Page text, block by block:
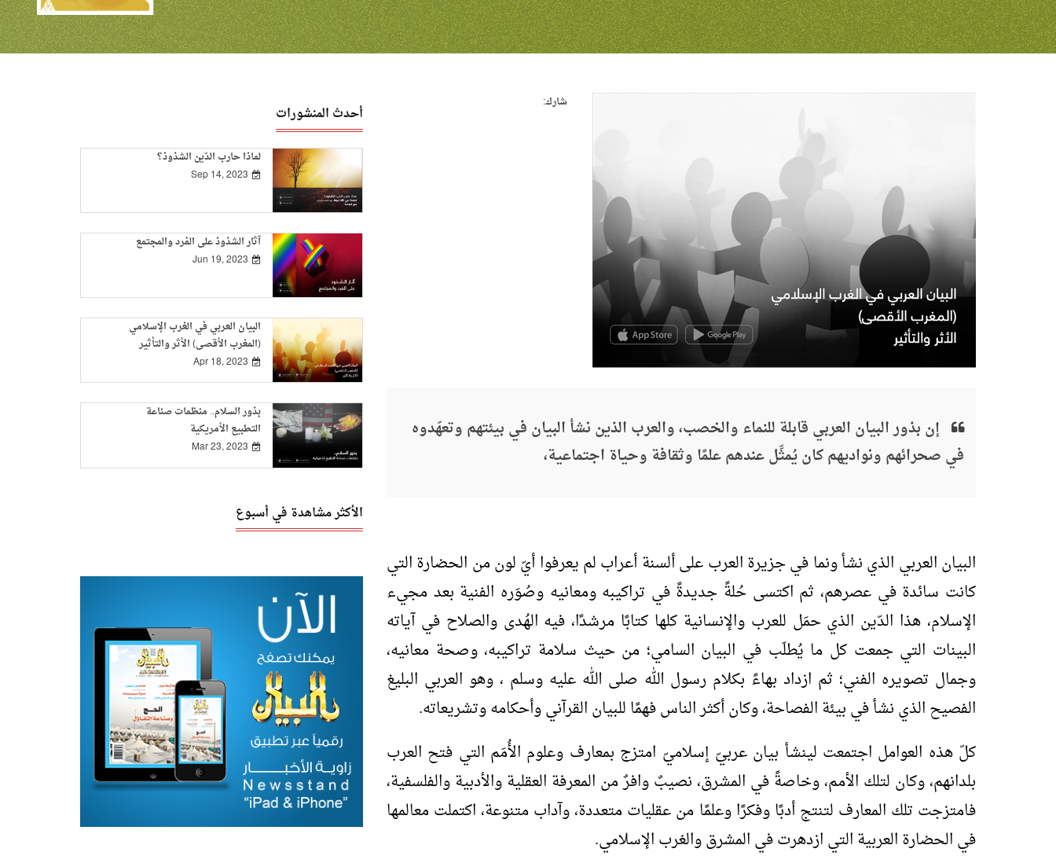
شارك:
إن بذور البيان العربي قابلة للنماء والخصب، والعرب الذين نشأ البيان في بيئتهم وتعهّدوه
في صحرائهم ونواديهم كان يُمثِّل عندهم علمًا وثقافة وحياة اجتماعية،
البيان العربي الذي نشأ ونما في جزيرة العرب على ألسنة أعراب لم يعرفوا أيّ لون من الحضارة التي
كانت سائدة في عصرهم، ثم اكتسى حُلةً جديدةً في تراكيبه ومعانيه وصُوَره الفنية بعد مجيء
الإسلام، هذا الدّين الذي حمَل للعرب والإنسانية كلها كتابًا مرشدًا، فيه الهُدى والصلاح في آياته
البينات التي جمعت كل ما يُطلَب في البيان السامي؛ من حيث سلامة تراكيبه، وصحة معانيه،
وجمال تصويره الفني؛ ثم ازداد بهاءً بكلام رسول الله صلى الله عليه وسلم ، وهو العربي البليغ
الفصيح الذي نشأ في بيئة الفصاحة، وكان أكثر الناس فهمًا للبيان القرآني وأحكامه وتشريعاته.
كلّ هذه العوامل اجتمعت لينشأ بيان عربيّ إسلاميّ امتزج بمعارف وعلوم الأُمَم التي فتح العرب
بلدانهم، وكان لتلك الأمم، وخاصةً في المشرق، نصيبٌ وافرٌ من المعرفة العقلية والأدبية والفلسفية،
فامتزجت تلك المعارف لتنتج أدبًا وفكرًا وعلمًا من عقليات متعددة، وآداب متنوعة، اكتملت معالمها
في الحضارة العربية التي ازدهرت في المشرق والغرب الإسلامي.
أحدث المنشورات
لماذا حارب الدّين الشذوذ؟
Sep 14, 2023
آثار الشذوذ على الفرد والمجتمع
Jun 19, 2023
البيان العربي في الغرب الإسلامي
(المغرب الأقصى) الأثر والتأثير
Apr 18, 2023
بذور السلام.. منظمات صناعة
التطبيع الأمريكية
Mar 23, 2023
الأكثر مشاهدة في أسبوع